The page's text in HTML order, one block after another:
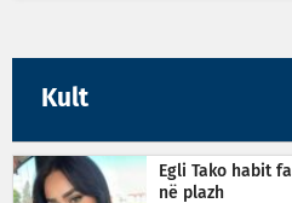
Kult
Egli Tako habit
në plazh